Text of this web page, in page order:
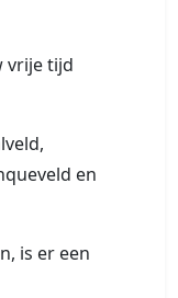
vrije tijd
en
is er een